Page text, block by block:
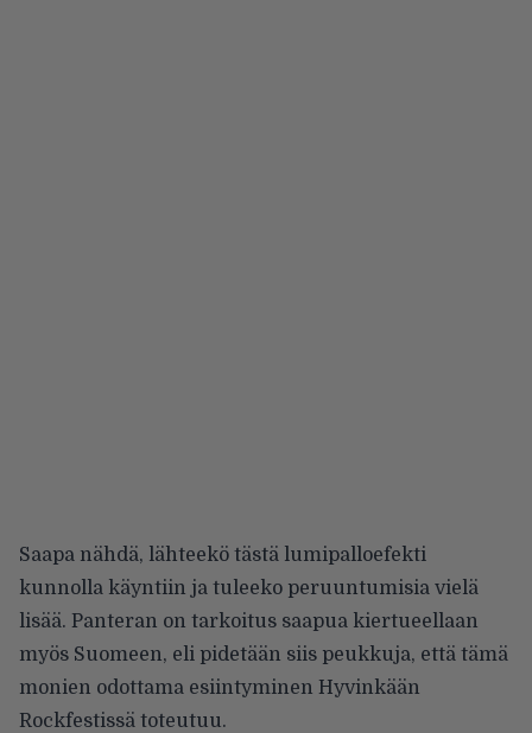
Saapa nähdä, lähteekö tästä lumipalloefekti
kunnolla käyntiin ja tuleeko peruuntumisia vielä
lisää. Panteran on tarkoitus saapua kiertueellaan
myös Suomeen, eli pidetään siis peukkuja, että tämä
monien odottama esiintyminen Hyvinkään
Rockfestissä toteutuu.